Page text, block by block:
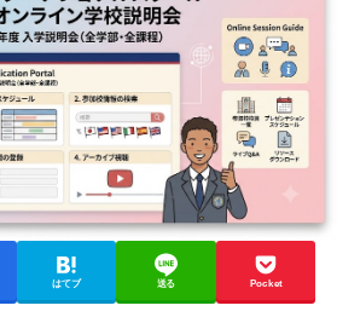
はてブ 送る Pocket